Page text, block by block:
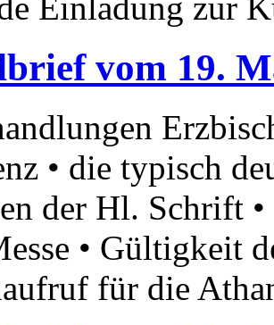
vom 19.
• die typisch
der Hl. Schrift
• Gültigkeit
für die